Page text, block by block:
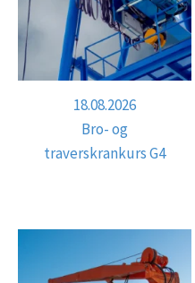
18.08.2026
Bro- og
traverskrankurs G4